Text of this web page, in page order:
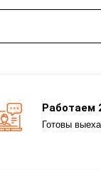
Работаем
Готовы